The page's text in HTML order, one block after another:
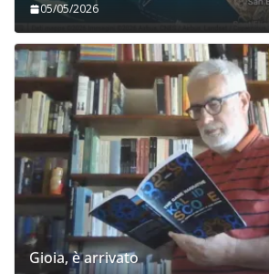
05/05/2026
Gioia, è arrivato